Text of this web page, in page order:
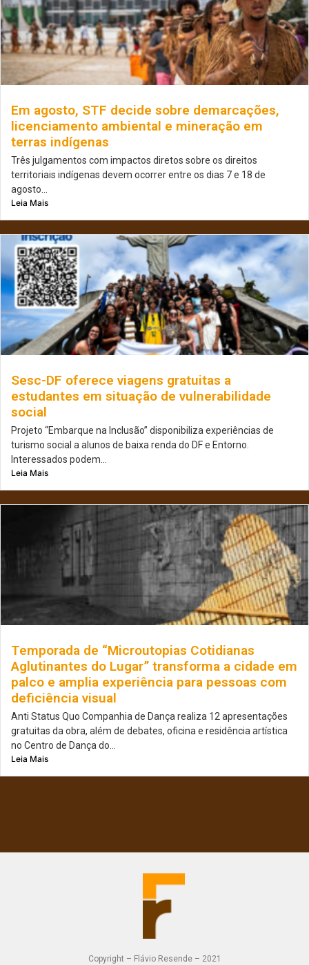
Em agosto, STF decide sobre demarcações,
licenciamento ambiental e mineração em
terras indígenas
Três julgamentos com impactos diretos sobre os direitos
territoriais indígenas devem ocorrer entre os dias 7 e 18 de
agosto...
Leia Mais
Sesc-DF oferece viagens gratuitas a
estudantes em situação de vulnerabilidade
social
Projeto “Embarque na Inclusão” disponibiliza experiências de
turismo social a alunos de baixa renda do DF e Entorno.
Interessados podem...
Leia Mais
Temporada de “Microutopias Cotidianas
Aglutinantes do Lugar” transforma a cidade em
palco e amplia experiência para pessoas com
deficiência visual
Anti Status Quo Companhia de Dança realiza 12 apresentações
gratuitas da obra, além de debates, oficina e residência artística
no Centro de Dança do...
Leia Mais
Copyright – Flávio Resende – 2021